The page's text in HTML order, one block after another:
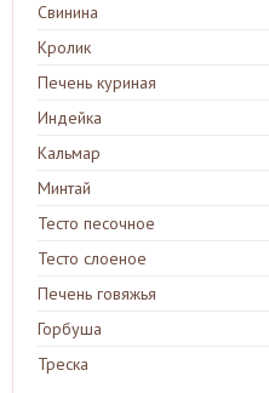
Свинина
Кролик
Печень куриная
Индейка
Кальмар
Минтай
Тесто песочное
Тесто слоеное
Печень говяжья
Горбуша
Треска